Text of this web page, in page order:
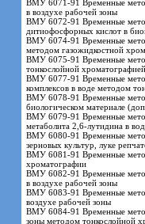
ВМУ 6071-91 Временные
в воздухе рабочей зоны
ВМУ 6072-91 Временные
дитиофосфорных кислот в
ВМУ 6074-91 Временные
методом газожидкостной
ВМУ 6075-91 Временные
тонкослойной
ВМУ 6077-91 Временные
комплексов в воде методом
ВМУ 6078-91 Временные
биологическом материале
ВМУ 6079-91 Временные
метаболита 2,6-лутидина в
ВМУ 6080-91 Временные
зерновых культур, луке
ВМУ 6081-91 Временные
хроматографии
ВМУ 6082-91 Временные
в воздухе рабочей зоны
ВМУ 6083-91 Временные
воздухе рабочей зоны
ВМУ 6084-91 Временные
зоны методом тонкослойной